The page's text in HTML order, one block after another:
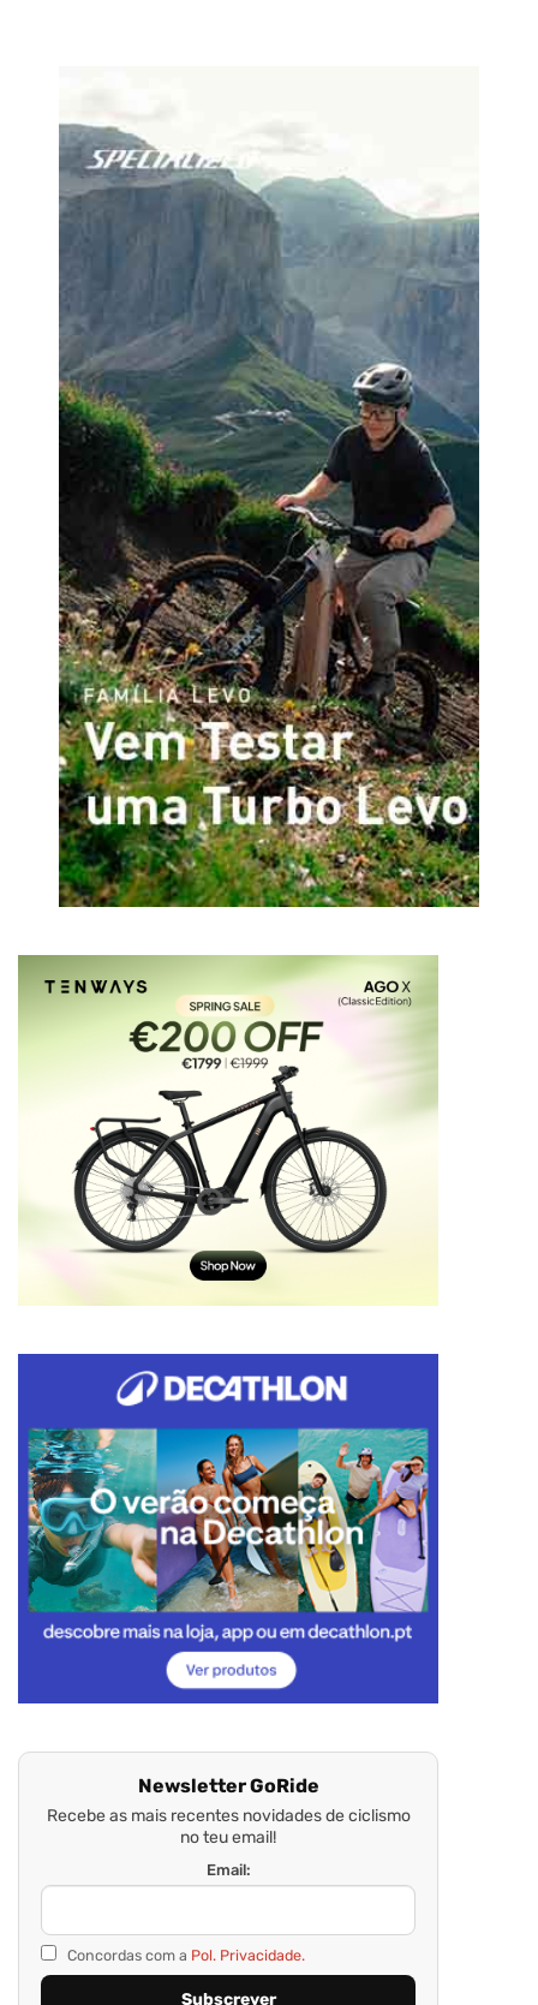
Newsletter GoRide
Recebe as mais recentes novidades de ciclismo
no teu email!
Email:
Concordas com a Pol. Privacidade.